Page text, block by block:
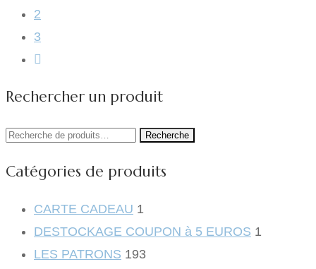
page
du
2
3
Rechercher un produit
Recherche
Recherche
Catégories de produits
CARTE CADEAU 1
DESTOCKAGE COUPON à 5 EUROS 1
LES PATRONS 193